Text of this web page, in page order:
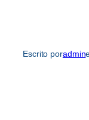
Escrito poradmin